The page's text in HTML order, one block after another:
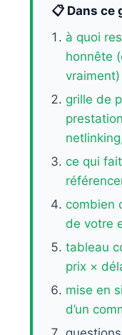
📋 Dans ce
à quoi
honnête
vraiment)
grille de
ce qui
combien
de votre
tableau
prix ×
mise en
d’un